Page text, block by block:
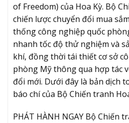
of Freedom) của Hoa Kỳ. Bộ
chiến lược chuyển đổi mua
thống công nghiệp quốc
nhanh tốc độ thử nghiệm và
khí, đồng thời tái thiết cơ sở
phòng Mỹ thông qua hợp tác
đổi mới. Dưới đây là bản dịch
báo chí của Bộ Chiến tranh
PHÁT HÀNH NGAY Bộ Chiến